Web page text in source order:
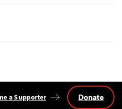
a Supporter Donate